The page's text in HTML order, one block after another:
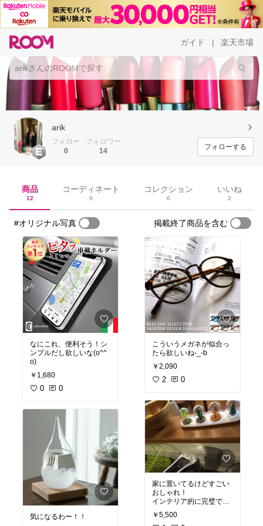
ガイド 楽天市場
arik
フォロー
0
フォロワー
14
フォローする
商品
12
コーディネート
0
コレクション
0
いいね
2
#オリジナル写真 掲載終了商品を含む
なにこれ、便利そう！シ
ンプルだし欲しいな(o^^
o)
￥1,680
0 0
気になるわー！！
こういうメガネが似合っ
たら欲しいね-_-b
￥2,090
2 0
家に置いてるけどすごい
おしゃれ！
インテリア的に完璧です^
_^
￥5,500